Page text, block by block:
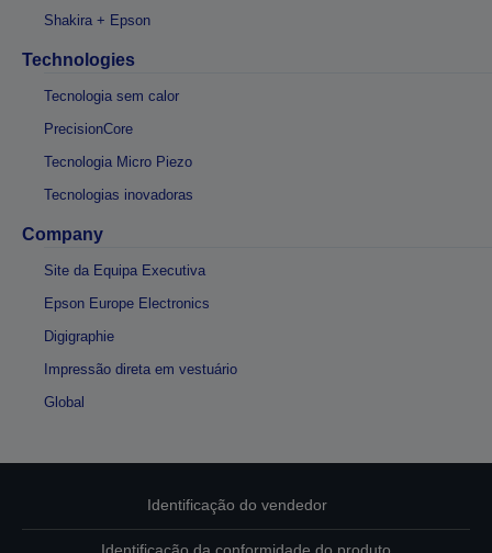
Shakira + Epson
Technologies
Tecnologia sem calor
PrecisionCore
Tecnologia Micro Piezo
Tecnologias inovadoras
Company
Site da Equipa Executiva
Epson Europe Electronics
Digigraphie
Impressão direta em vestuário
Global
Identificação do vendedor